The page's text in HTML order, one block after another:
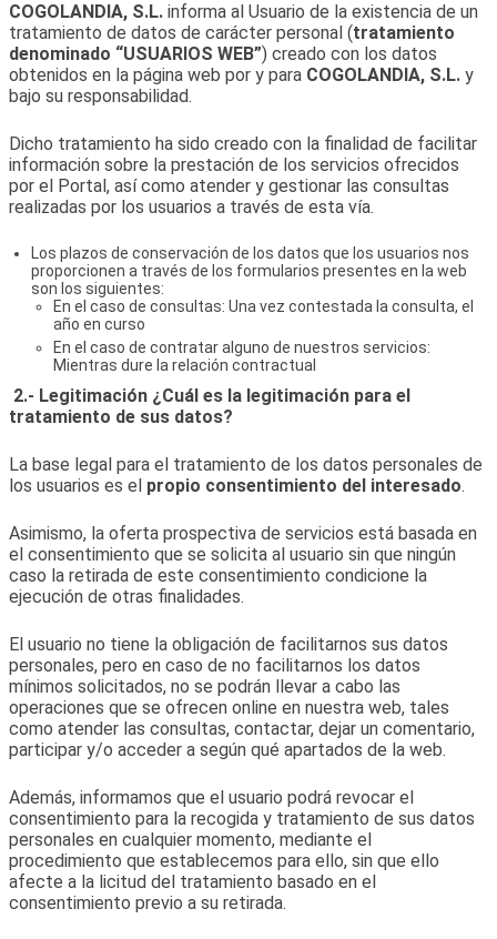
COGOLANDIA, S.L. informa al Usuario de la existencia de un
tratamiento de datos de carácter personal (tratamiento
denominado “USUARIOS WEB”) creado con los datos
obtenidos en la página web por y para COGOLANDIA, S.L. y
bajo su responsabilidad.
Dicho tratamiento ha sido creado con la finalidad de facilitar
información sobre la prestación de los servicios ofrecidos
por el Portal, así como atender y gestionar las consultas
realizadas por los usuarios a través de esta vía.
Los plazos de conservación de los datos que los usuarios nos
proporcionen a través de los formularios presentes en la web
son los siguientes:
En el caso de consultas: Una vez contestada la consulta, el
año en curso
En el caso de contratar alguno de nuestros servicios:
Mientras dure la relación contractual
2.- Legitimación ¿Cuál es la legitimación para el
tratamiento de sus datos?
La base legal para el tratamiento de los datos personales de
los usuarios es el propio consentimiento del interesado.
Asimismo, la oferta prospectiva de servicios está basada en
el consentimiento que se solicita al usuario sin que ningún
caso la retirada de este consentimiento condicione la
ejecución de otras finalidades.
El usuario no tiene la obligación de facilitarnos sus datos
personales, pero en caso de no facilitarnos los datos
mínimos solicitados, no se podrán llevar a cabo las
operaciones que se ofrecen online en nuestra web, tales
como atender las consultas, contactar, dejar un comentario,
participar y/o acceder a según qué apartados de la web.
Además, informamos que el usuario podrá revocar el
consentimiento para la recogida y tratamiento de sus datos
personales en cualquier momento, mediante el
procedimiento que establecemos para ello, sin que ello
afecte a la licitud del tratamiento basado en el
consentimiento previo a su retirada.